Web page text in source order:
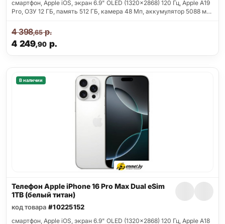
смартфон, Apple iOS, экран 6.9" OLED (1320x2868) 120 Гц, Apple A19
Pro, ОЗУ 12 ГБ, память 512 ГБ, камера 48 Мп, аккумулятор 5088 м…
4 249,90 р.
4 398,65р.
В наличии
Телефон Apple iPhone 16 Pro Max Dual eSim
1TB (белый титан)
код товара #10225152
смартфон, Apple iOS, экран 6.9" OLED (1320x2868) 120 Гц, Apple A18